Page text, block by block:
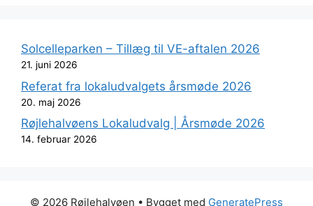
Solcelleparken – Tillæg til VE-aftalen 2026
21. juni 2026
Referat fra lokaludvalgets årsmøde 2026
20. maj 2026
Røjlehalvøens Lokaludvalg | Årsmøde 2026
14. februar 2026
© 2026 Røjlehalvøen • Bygget med GeneratePress